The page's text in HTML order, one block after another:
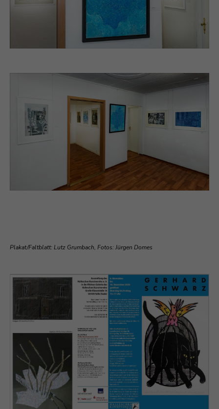
Plakat/Faltblatt: Lutz Grumbach, Fotos: Jürgen Domes